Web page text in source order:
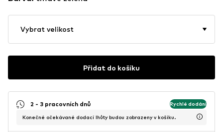
Vybrat velikost
Přidat do košíku
2 - 3 pracovních dnů Rychlé dodání
Konečné očekávané dodací lhůty budou zobrazeny v košíku.